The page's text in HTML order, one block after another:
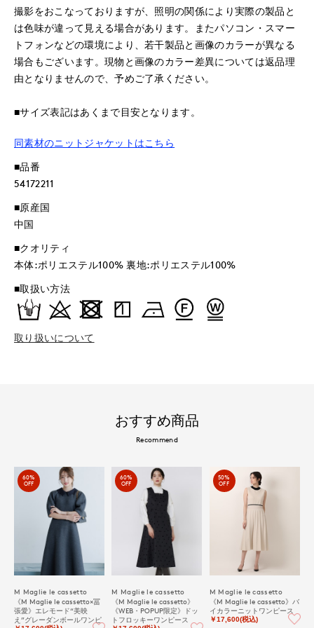
撮影をおこなっておりますが、照明の関係により実際の製品と
は色味が違って見える場合があります。またパソコン・スマー
トフォンなどの環境により、若干製品と画像のカラーが異なる
場合もございます。現物と画像のカラー差異については返品理
由となりませんので、予めご了承ください。
■サイズ表記はあくまで目安となります。
同素材のニットジャケットはこちら
■品番
54172211
■原産国
中国
■クオリティ
本体:ポリエステル100% 裏地:ポリエステル100%
■取扱い方法
取り扱いについて
おすすめ商品
Recommend
60%
OFF
M Maglie le cassetto
《M Maglie le cassetto×冨
張愛》エレモード“美映
え”グレーダンボールワンピ
60%
OFF
M Maglie le cassetto
《M Maglie le cassetto》
《WEB・POPUP限定》ドッ
トフロッキーワンピース
50%
OFF
M Maglie le cassetto
《M Maglie le cassetto》バ
イカラーニットワンピース
￥17,600(税込)